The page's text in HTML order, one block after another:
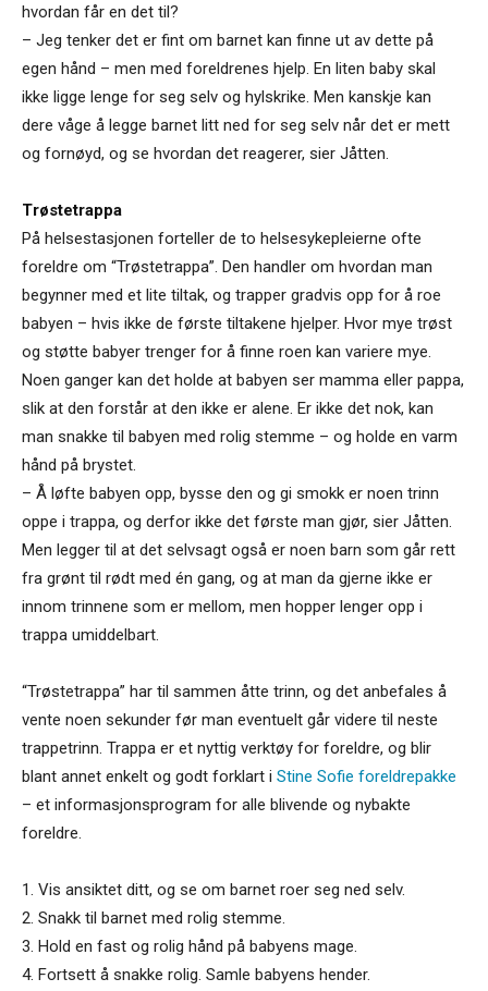
hvordan får en det til?
– Jeg tenker det er fint om barnet kan finne ut av dette på
egen hånd – men med foreldrenes hjelp. En liten baby skal
ikke ligge lenge for seg selv og hylskrike. Men kanskje kan
dere våge å legge barnet litt ned for seg selv når det er mett
og fornøyd, og se hvordan det reagerer, sier Jåtten.
Trøstetrappa
På helsestasjonen forteller de to helsesykepleierne ofte
foreldre om “Trøstetrappa”. Den handler om hvordan man
begynner med et lite tiltak, og trapper gradvis opp for å roe
babyen – hvis ikke de første tiltakene hjelper. Hvor mye trøst
og støtte babyer trenger for å finne roen kan variere mye.
Noen ganger kan det holde at babyen ser mamma eller pappa,
slik at den forstår at den ikke er alene. Er ikke det nok, kan
man snakke til babyen med rolig stemme – og holde en varm
hånd på brystet.
– Å løfte babyen opp, bysse den og gi smokk er noen trinn
oppe i trappa, og derfor ikke det første man gjør, sier Jåtten.
Men legger til at det selvsagt også er noen barn som går rett
fra grønt til rødt med én gang, og at man da gjerne ikke er
innom trinnene som er mellom, men hopper lenger opp i
trappa umiddelbart.
“Trøstetrappa” har til sammen åtte trinn, og det anbefales å
vente noen sekunder før man eventuelt går videre til neste
trappetrinn. Trappa er et nyttig verktøy for foreldre, og blir
blant annet enkelt og godt forklart i Stine Sofie foreldrepakke
– et informasjonsprogram for alle blivende og nybakte
foreldre.
1. Vis ansiktet ditt, og se om barnet roer seg ned selv.
2. Snakk til barnet med rolig stemme.
3. Hold en fast og rolig hånd på babyens mage.
4. Fortsett å snakke rolig. Samle babyens hender.